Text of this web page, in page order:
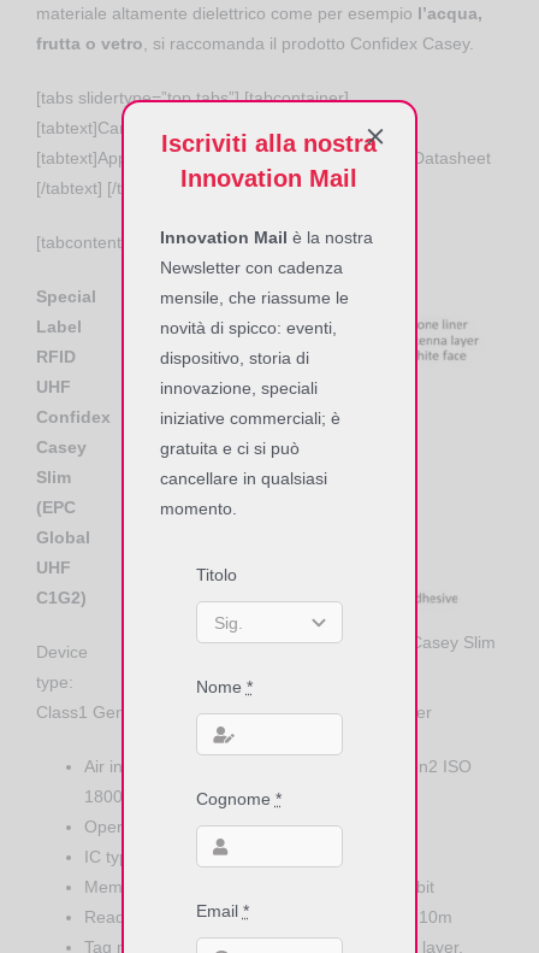
materiale altamente dielettrico come per esempio l’acqua,
frutta o vetro, si raccomanda il prodotto Confidex Casey.
[tabs slidertype=”top tabs”] [tabcontainer]
[tabtext]Caratteristiche Principali [/tabtext]
[tabtext]Applicazioni e Soluzioni [/tabtext] [tabtext]Datasheet
[/tabtext] [/tabcontainer]
[tabcontent][tab]
Dimensioni Special Label RFID UHF Casey Slim
Special
Label
RFID
UHF
Confidex
Casey
Slim
(EPC
Global
UHF
C1G2)
Device
type:
Class1 Generation2 passive UHF RFID transponder
Air interface protocol: EPCGlobal Class1 Gen2 ISO
18000-6C
Operational frequency: Global 860-960MHz
IC type: NXP UCODE G2iL
Memory configuration: EPC 128 bit; TID 64 bit
Read range (2W ERP)*: EU on plastic up to 10m
Tag materials: Printable white synthetic face layer,
Iscriviti alla nostra
Innovation Mail
Innovation Mail è la nostra
Newsletter con cadenza
mensile, che riassume le
novità di spicco: eventi,
dispositivo, storia di
innovazione, speciali
iniziative commerciali; è
gratuita e ci si può
cancellare in qualsiasi
momento.
Titolo
Nome *
Cognome *
Email *